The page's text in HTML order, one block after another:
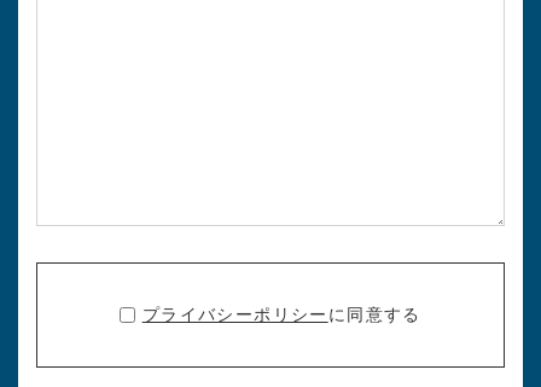
プライバシーポリシー に同意する